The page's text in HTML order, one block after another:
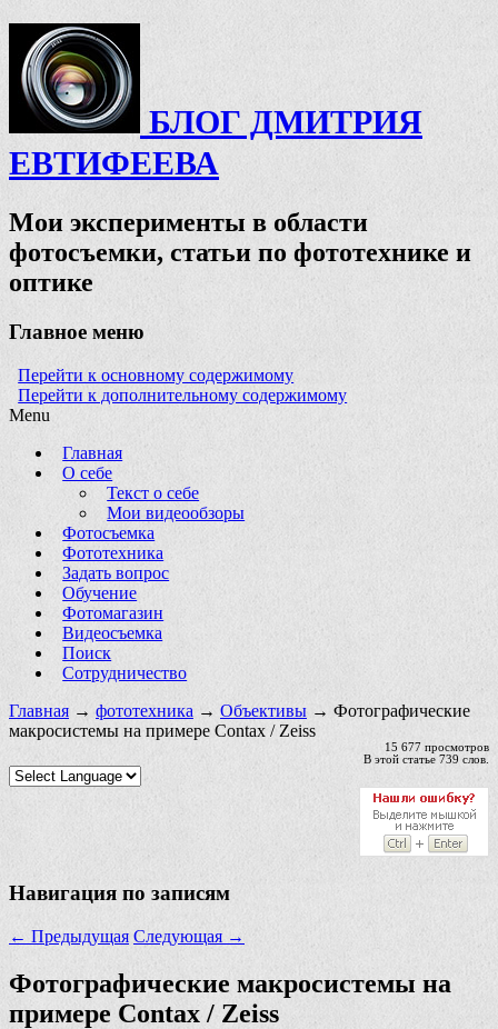
БЛОГ ДМИТРИЯ
ЕВТИФЕЕВА
Мои эксперименты в области
фотосъемки, статьи по фототехнике и
оптике
Главное меню
Перейти к основному содержимому
Перейти к дополнительному содержимому
Menu
Главная
О себе
Текст о себе
Мои видеообзоры
Фотосъемка
Фототехника
Задать вопрос
Обучение
Фотомагазин
Видеосъемка
Поиск
Сотрудничество
Главная → фототехника → Объективы → Фотографические
макросистемы на примере Contax / Zeiss
15 677 просмотров
В этой статье 739 слов.
Навигация по записям
← Предыдущая Следующая →
Фотографические макросистемы на
примере Contax / Zeiss